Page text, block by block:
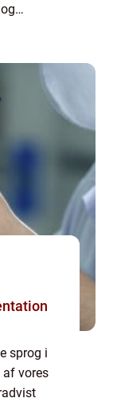
sprog i
af vores